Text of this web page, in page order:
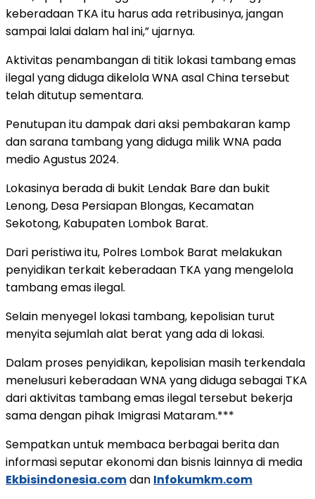
keberadaan TKA itu harus ada retribusinya, jangan
sampai lalai dalam hal ini,” ujarnya.
Aktivitas penambangan di titik lokasi tambang emas
ilegal yang diduga dikelola WNA asal China tersebut
telah ditutup sementara.
Penutupan itu dampak dari aksi pembakaran kamp
dan sarana tambang yang diduga milik WNA pada
medio Agustus 2024.
Lokasinya berada di bukit Lendak Bare dan bukit
Lenong, Desa Persiapan Blongas, Kecamatan
Sekotong, Kabupaten Lombok Barat.
Dari peristiwa itu, Polres Lombok Barat melakukan
penyidikan terkait keberadaan TKA yang mengelola
tambang emas ilegal.
Selain menyegel lokasi tambang, kepolisian turut
menyita sejumlah alat berat yang ada di lokasi.
Dalam proses penyidikan, kepolisian masih terkendala
menelusuri keberadaan WNA yang diduga sebagai TKA
dari aktivitas tambang emas ilegal tersebut bekerja
sama dengan pihak Imigrasi Mataram.***
Sempatkan untuk membaca berbagai berita dan
informasi seputar ekonomi dan bisnis lainnya di media
Ekbisindonesia.comdan Infokumkm.com